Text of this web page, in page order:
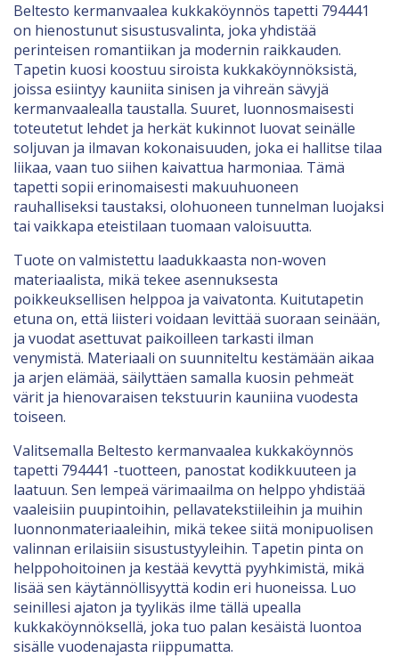
Beltesto kermanvaalea kukkaköynnös tapetti 794441
on hienostunut sisustusvalinta, joka yhdistää
perinteisen romantiikan ja modernin raikkauden.
Tapetin kuosi koostuu siroista kukkaköynnöksistä,
joissa esiintyy kauniita sinisen ja vihreän sävyjä
kermanvaalealla taustalla. Suuret, luonnosmaisesti
toteutetut lehdet ja herkät kukinnot luovat seinälle
soljuvan ja ilmavan kokonaisuuden, joka ei hallitse tilaa
liikaa, vaan tuo siihen kaivattua harmoniaa. Tämä
tapetti sopii erinomaisesti makuuhuoneen
rauhalliseksi taustaksi, olohuoneen tunnelman luojaksi
tai vaikkapa eteistilaan tuomaan valoisuutta.
Tuote on valmistettu laadukkaasta non-woven
materiaalista, mikä tekee asennuksesta
poikkeuksellisen helppoa ja vaivatonta. Kuitutapetin
etuna on, että liisteri voidaan levittää suoraan seinään,
ja vuodat asettuvat paikoilleen tarkasti ilman
venymistä. Materiaali on suunniteltu kestämään aikaa
ja arjen elämää, säilyttäen samalla kuosin pehmeät
värit ja hienovaraisen tekstuurin kauniina vuodesta
toiseen.
Valitsemalla Beltesto kermanvaalea kukkaköynnös
tapetti 794441 -tuotteen, panostat kodikkuuteen ja
laatuun. Sen lempeä värimaailma on helppo yhdistää
vaaleisiin puupintoihin, pellavatekstiileihin ja muihin
luonnonmateriaaleihin, mikä tekee siitä monipuolisen
valinnan erilaisiin sisustustyyleihin. Tapetin pinta on
helppohoitoinen ja kestää kevyttä pyyhkimistä, mikä
lisää sen käytännöllisyyttä kodin eri huoneissa. Luo
seinillesi ajaton ja tyylikäs ilme tällä upealla
kukkaköynnöksellä, joka tuo palan kesäistä luontoa
sisälle vuodenajasta riippumatta.